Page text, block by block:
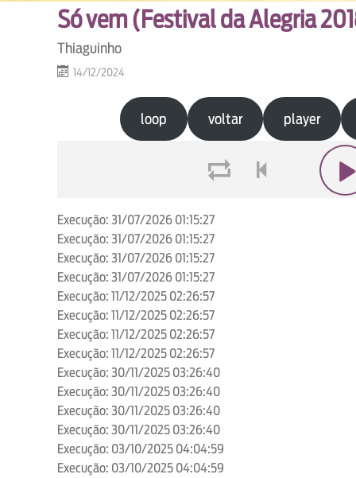
Só vem (Festival da Alegria
Thiaguinho
14/12/2024
loop voltar player
Execução: 31/07/2026 01:15:27
Execução: 31/07/2026 01:15:27
Execução: 31/07/2026 01:15:27
Execução: 31/07/2026 01:15:27
Execução: 11/12/2025 02:26:57
Execução: 11/12/2025 02:26:57
Execução: 11/12/2025 02:26:57
Execução: 11/12/2025 02:26:57
Execução: 30/11/2025 03:26:40
Execução: 30/11/2025 03:26:40
Execução: 30/11/2025 03:26:40
Execução: 30/11/2025 03:26:40
Execução: 03/10/2025 04:04:59
Execução: 03/10/2025 04:04:59